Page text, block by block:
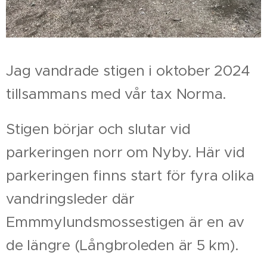
Jag vandrade stigen i oktober 2024
tillsammans med vår tax Norma.
Stigen börjar och slutar vid
parkeringen norr om Nyby. Här vid
parkeringen finns start för fyra olika
vandringsleder där
Emmmylundsmossestigen är en av
de längre (Långbroleden är 5 km).